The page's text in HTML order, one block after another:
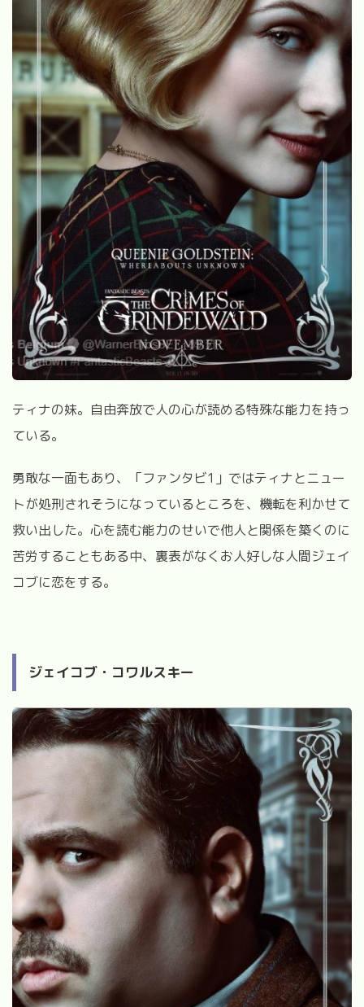
ティナの妹。自由奔放で人の心が読める特殊な能力を持っ
ている。
勇敢な一面もあり、「ファンタビ1 」ではティナとニュー
トが処刑されそうになっているところを、機転を利かせて
救い出した。心を読む能力のせいで他人と関係を築くのに
苦労することもある中、裏表がなくお人好しな人間ジェイ
コブに恋をする。
ジェイコブ・コワルスキー